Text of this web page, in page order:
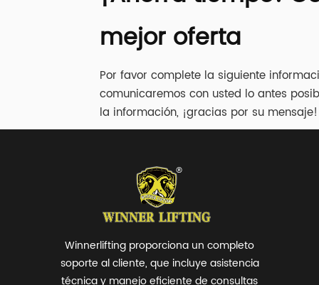
Acero / Caucho /
car...
mejor oferta
Por favor complete la siguiente
comunicaremos con usted lo antes
la información, ¡gracias por su mensaje!
Winnerlifting proporciona un completo
soporte al cliente, que incluye asistencia
técnica y manejo eficiente de consultas